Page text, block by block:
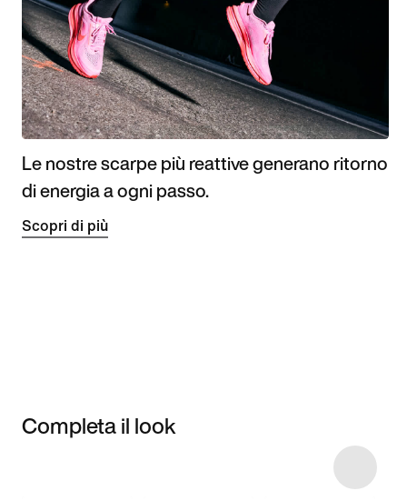
Le nostre scarpe più reattive generano ritorno
di energia a ogni passo.
Scopri di più
Completa il look